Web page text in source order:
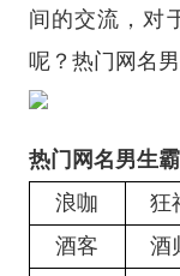
间的交流，对
呢？热门网名
热门网名男生
浪咖
狂
酒客
酒